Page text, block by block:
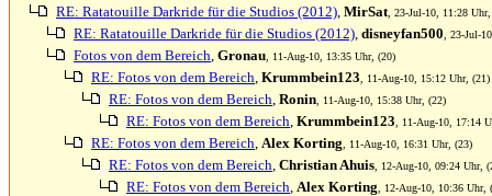
RE: Ratatouille Darkride für die Studios (2012), MirSat , 23-Jul-10, 11:28
RE: Ratatouille Darkride für die Studios (2012), disneyfan500 , 23-Jul-
Fotos von dem Bereich, Gronau , 11-Aug-10, 13:35 Uhr, (20)
RE: Fotos von dem Bereich, Krummbein123 , 11-Aug-10, 15:12 Uhr, (21)
RE: Fotos von dem Bereich, Ronin , 11-Aug-10, 15:38 Uhr, (22)
RE: Fotos von dem Bereich, Krummbein123 , 11-Aug-10, 17:14
RE: Fotos von dem Bereich, Alex Korting , 11-Aug-10, 16:31 Uhr, (23)
RE: Fotos von dem Bereich, Christian Ahuis , 12-Aug-10, 09:24 Uhr,
RE: Fotos von dem Bereich, Alex Korting , 12-Aug-10, 10:36 Uhr,